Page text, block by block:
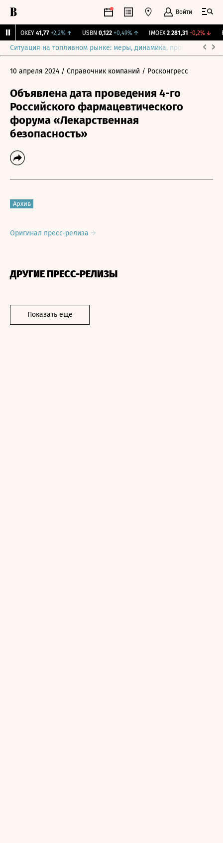
Войти
OKEY 41,77 +2,2%↑ USBN 0,122 +0,49%↑ IMOEX 2 281,31 -0,2%↓
Ситуация на топливном рынке: меры, динамика, прогнозы
10 апреля 2024 / Справочник компаний / Росконгресс
Объявлена дата проведения 4-го
Российского фармацевтического
форума «Лекарственная
безопасность»
Архив
Оригинал пресс-релиза
ДРУГИЕ ПРЕСС-РЕЛИЗЫ
Показать еще